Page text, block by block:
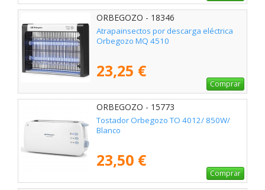
ORBEGOZO - 18346
Atrapainsectos por descarga eléctrica
Orbegozo MQ 4510
23,25 €
Comprar
ORBEGOZO - 15773
Tostador Orbegozo TO 4012/ 850W/
Blanco
23,50 €
Comprar